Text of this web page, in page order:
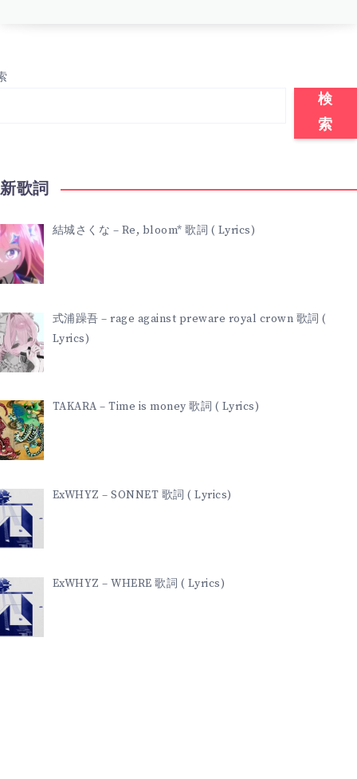
検
索
歌詞
結城さくな – Re, bloom* 歌詞 ( Lyrics)
式浦躁吾 – rage against preware royal crown 歌詞 (
Lyrics)
TAKARA – Time is money 歌詞 ( Lyrics)
ExWHYZ – SONNET 歌詞 ( Lyrics)
ExWHYZ – WHERE 歌詞 ( Lyrics)